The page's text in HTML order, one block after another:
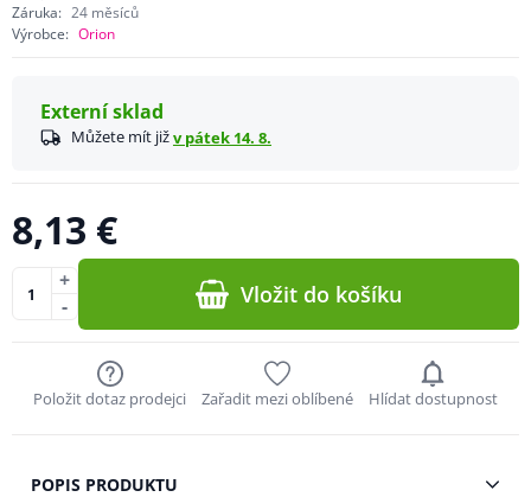
Záruka: 24 měsíců
Výrobce: Orion
Externí sklad
Můžete mít jižv pátek 14. 8.
8,13 €
-
+ Vložit do košíku
Položit dotaz prodejci Zařadit mezi oblíbené Hlídat dostupnost
POPIS PRODUKTU